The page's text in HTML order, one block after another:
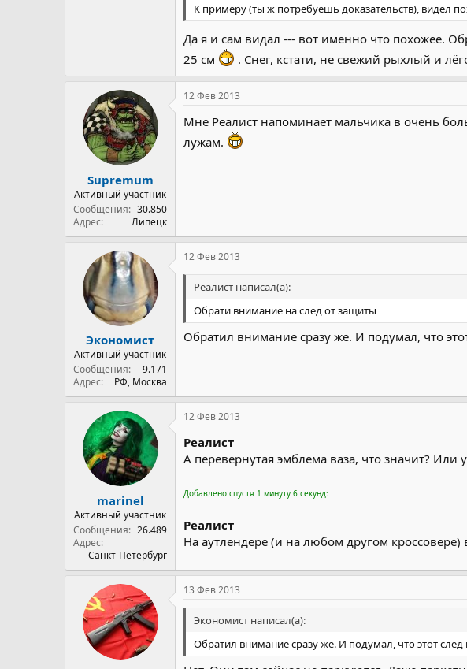
К примеру (ты ж потребуешь доказательств), видел
Да я и сам видал --- вот именно что похожее.
25 см
. Снег, кстати, не свежий рыхлый и
Supremum
Активный участник
Сообщения
30.850
Адрес
Липецк
12 Фев 2013
Мне Реалист напоминает мальчика в очень
лужам.
Экономист
Активный участник
Сообщения
9.171
Адрес
РФ, Москва
12 Фев 2013
Реалист написал(а):
Обрати внимание на след от защиты
Обратил внимание сразу же. И подумал, что
marinel
Активный участник
Сообщения
26.489
Адрес
Санкт-Петербург
12 Фев 2013
Реалист
А перевернутая эмблема ваза, что значит? Или
Добавлено спустя 1 минуту 6 секунд:
Реалист
На аутлендере (и на любом другом кроссовере)
13 Фев 2013
Экономист написал(а):
Обратил внимание сразу же. И подумал, что этот след